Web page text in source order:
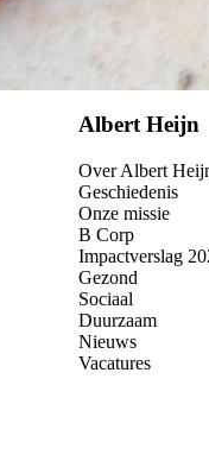
Albert Heijn
Over Albert
Geschiedenis
Onze missie
B Corp
Impactverslag
Gezond
Sociaal
Duurzaam
Nieuws
Vacatures